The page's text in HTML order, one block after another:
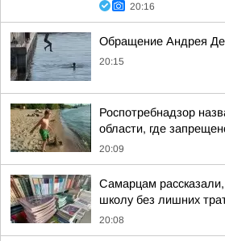
20:16
Обращение Андрея
20:15
Роспотребнадзор
области, где
20:09
Самарцам рассказали,
школу без лишних
20:08